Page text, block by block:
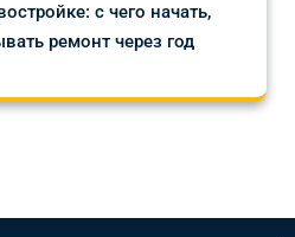
с чего начать,
ремонт через год